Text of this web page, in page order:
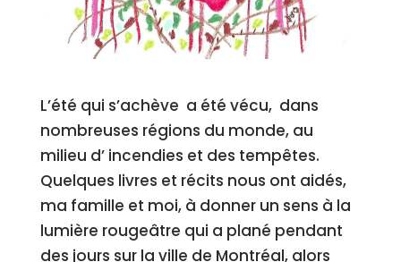
L’été qui s’achève a été vécu, dans
nombreuses régions du monde, au
milieu d’ incendies et des tempêtes.
Quelques livres et récits nous ont aidés,
ma famille et moi, à donner un sens à la
lumière rougeâtre qui a plané pendant
des jours sur la ville de Montréal, alors